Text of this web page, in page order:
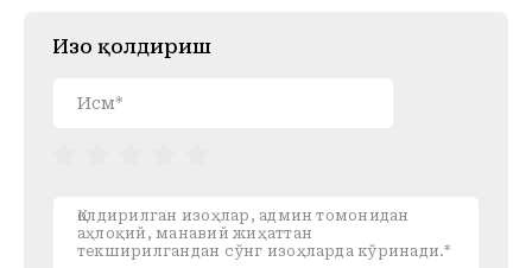
Изоҳ қолдириш